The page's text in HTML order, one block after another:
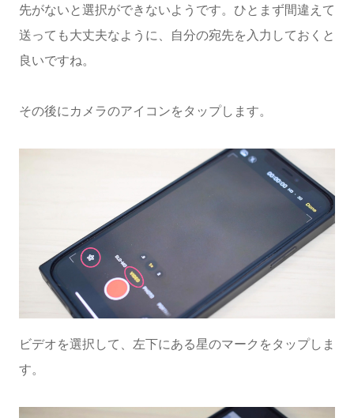
先がないと選択ができないようです。ひとまず間違えて
送っても大丈夫なように、自分の宛先を入力しておくと
良いですね。
その後にカメラのアイコンをタップします。
ビデオを選択して、左下にある星のマークをタップしま
す。